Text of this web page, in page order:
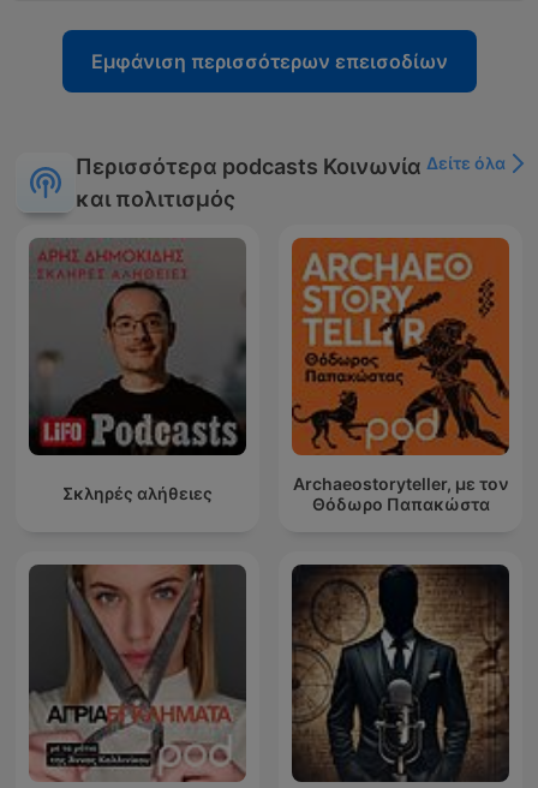
Εμφάνιση περισσότερων επεισοδίων
Περισσότερα podcasts Κοινωνία
και πολιτισμός
Δείτε όλα
Σκληρές αλήθειες
Archaeostoryteller, με τον
Θόδωρο Παπακώστα